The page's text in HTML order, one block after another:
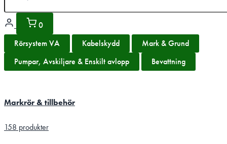
0
Rörsystem VA
Kabelskydd
Mark & Grund
Pumpar, Avskiljare & Enskilt avlopp
Bevattning
Markrör & tillbehör
158 produkter